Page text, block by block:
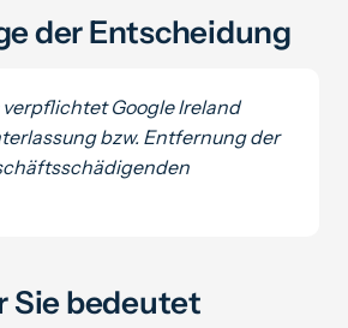
der Entscheidung
verpflichtet Google Ireland
bzw. Entfernung der
Sie bedeutet